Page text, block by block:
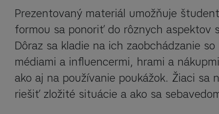
Prezentovaný materiál umožňuje
formou sa ponoriť do rôznych aspektov
Dôraz sa kladie na ich zaobchádzanie so
médiami a influencermi, hrami a
ako aj na používanie poukážok. Žiaci sa
riešiť zložité situácie a ako sa